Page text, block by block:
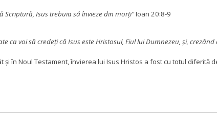
Scriptură, Isus trebuia să învieze din morţi”Ioan 20:8-9
ca voi să credeți că Isus este Hristosul, Fiul lui Dumnezeu, și,
în Noul Testament, învierea lui Isus Hristos a fost cu totul diferită